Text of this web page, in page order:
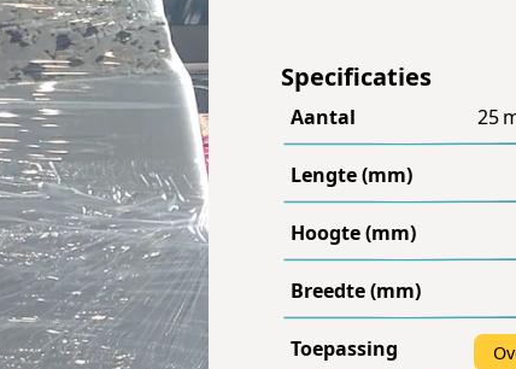
Specificaties
Aantal 25
Lengte (mm)
Hoogte (mm)
Breedte (mm)
Toepassing